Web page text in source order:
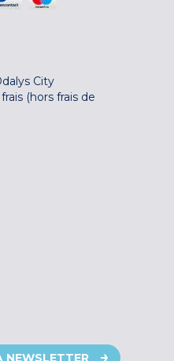
City
(hors frais de
NEWSLETTER